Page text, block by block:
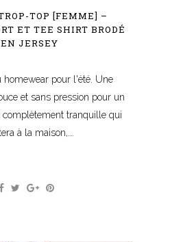
TOP [FEMME] –
ET TEE SHIRT BRODÉ
EN JERSEY
homewear pour l'été. Une
et sans pression pour un
complètement tranquille qui
à la maison,...